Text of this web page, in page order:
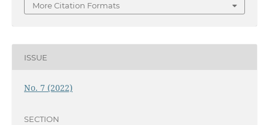
More Citation Formats
ISSUE
No. 7 (2022)
SECTION